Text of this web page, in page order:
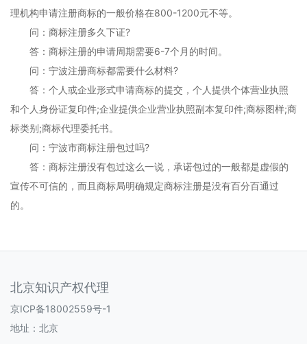
理机构申请注册商标的一般价格在800-1200元不等。
问：商标注册多久下证?
答：商标注册的申请周期需要6-7个月的时间。
问：宁波注册商标都需要什么材料?
答：个人或企业形式申请商标的提交，个人提供个体营业执照
和个人身份证复印件;企业提供企业营业执照副本复印件;商标图样;商
标类别;商标代理委托书。
问：宁波市商标注册包过吗?
答：商标注册没有包过这么一说，承诺包过的一般都是虚假的
宣传不可信的，而且商标局明确规定商标注册是没有百分百通过
的。
北京知识产权代理
京ICP备18002559号-1
地址：北京